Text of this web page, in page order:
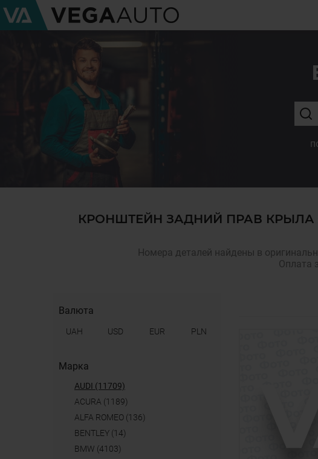
КРОНШТЕЙН ЗАДНИЙ ПРАВ КРЫЛА
Номера деталей найдены в
Оплата
Валюта
UAH USD EUR PLN
Марка
AUDI (11709)
ACURA (1189)
ALFA ROMEO (136)
BENTLEY (14)
BMW (4103)